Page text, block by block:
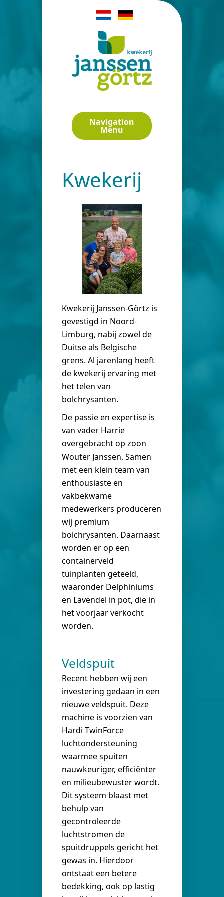
Navigation
Menu
Kwekerij
Kwekerij Janssen-Görtz is
gevestigd in Noord-
Limburg, nabij zowel de
Duitse als Belgische
grens. Al jarenlang heeft
de kwekerij ervaring met
het telen van
bolchrysanten.
De passie en expertise is
van vader Harrie
overgebracht op zoon
Wouter Janssen. Samen
met een klein team van
enthousiaste en
vakbekwame
medewerkers produceren
wij premium
bolchrysanten. Daarnaast
worden er op een
containerveld
tuinplanten geteeld,
waaronder Delphiniums
en Lavendel in pot, die in
het voorjaar verkocht
worden.
Veldspuit
Recent hebben wij een
investering gedaan in een
nieuwe veldspuit. Deze
machine is voorzien van
Hardi TwinForce
luchtondersteuning
waarmee spuiten
nauwkeuriger, efficiënter
en milieubewuster wordt.
Dit systeem blaast met
behulp van
gecontroleerde
luchtstromen de
spuitdruppels gericht het
gewas in. Hierdoor
ontstaat een betere
bedekking, ook op lastig